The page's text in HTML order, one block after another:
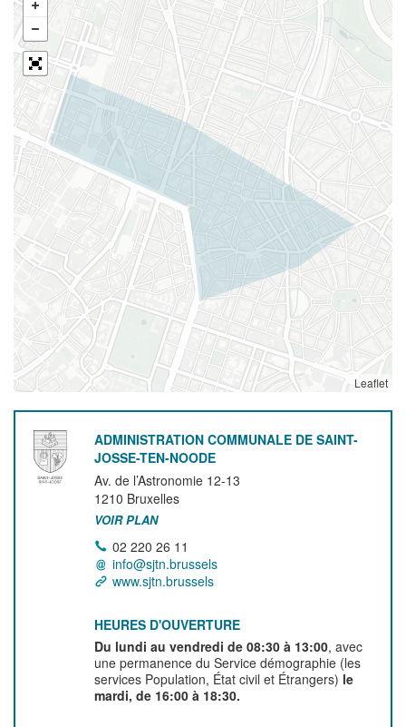
Leaflet
ADMINISTRATION COMMUNALE DE SAINT-
JOSSE-TEN-NOODE
Av. de l’Astronomie 12-13
1210 Bruxelles
VOIR PLAN
02 220 26 11
info@sjtn.brussels
www.sjtn.brussels
HEURES D'OUVERTURE
Du lundi au vendredi de 08:30 à 13:00, avec
une permanence du Service démographie (les
services Population, État civil et Étrangers) le
mardi, de 16:00 à 18:30.